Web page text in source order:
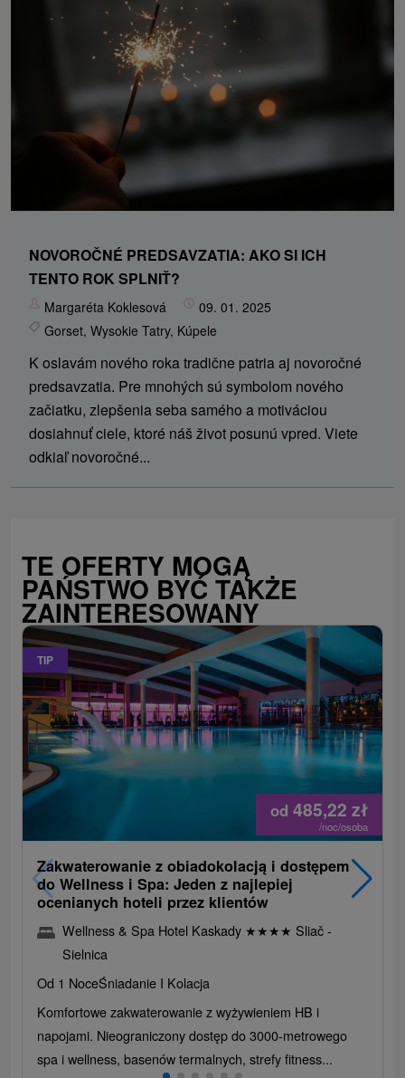
NOVOROČNÉ PREDSAVZATIA: AKO SI ICH
TENTO ROK SPLNIŤ?
Margaréta Koklesová
09. 01. 2025
Gorset, Wysokie Tatry, Kúpele
K oslavám nového roka tradične patria aj novoročné
predsavzatia. Pre mnohých sú symbolom nového
začiatku, zlepšenia seba samého a motiváciou
dosiahnuť ciele, ktoré náš život posunú vpred. Viete
odkiaľ novoročné...
TE OFERTY MOGĄ
PAŃSTWO BYĆ TAKŻE
ZAINTERESOWANY
TIP
od 485,22 zł
/noc/osoba
Zakwaterowanie z obiadokolacją i dostępem
do Wellness i Spa: Jeden z najlepiej
ocenianych hoteli przez klientów
Wellness & Spa Hotel Kaskady ★★★★ Sliač -
Sielnica
Od 1 NoceŚniadanie I Kolacja
Komfortowe zakwaterowanie z wyżywieniem HB i
napojami. Nieograniczony dostęp do 3000-metrowego
spa i wellness, basenów termalnych, strefy fitness...